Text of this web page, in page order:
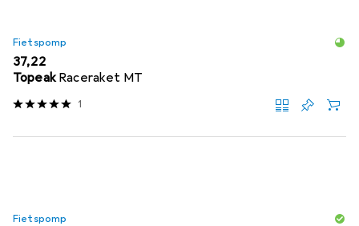
Fietspomp
EUR
37,22
Topeak Raceraket MT
1
Fietspomp